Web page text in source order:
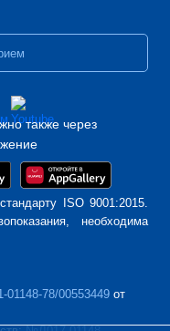
ISO 9001:2015.
необходима
78/00553449 от
также через